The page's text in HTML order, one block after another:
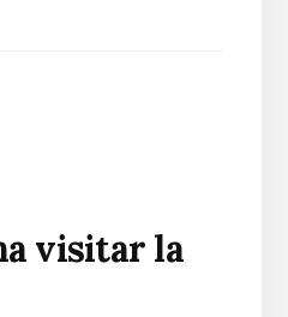
visitar la